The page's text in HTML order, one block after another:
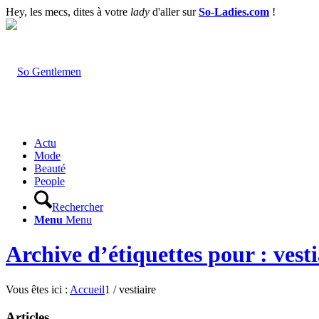
Hey, les mecs, dites à votre lady d'aller surSo-Ladies.com !
Actu
Mode
Beauté
People
Rechercher
Menu Menu
Archive d’étiquettes pour :
Vous êtes ici : Accueil1 / vestiaire